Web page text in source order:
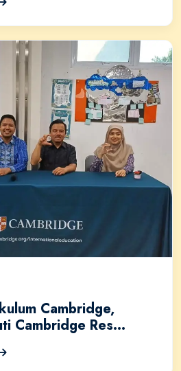
Cambridge,
Cambridge Res...